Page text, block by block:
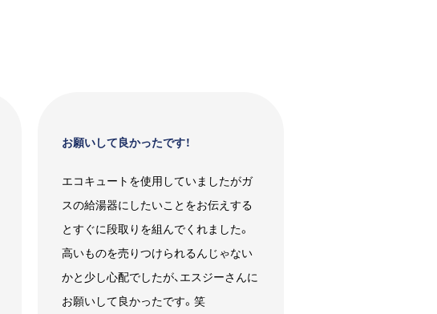
お願いして良かったです！
エコキュートを使用していましたがガ
スの給湯器にしたいことをお伝えする
とすぐに段取りを組んでくれました。
高いものを売りつけられるんじゃない
かと少し心配でしたが、エスジーさんに
お願いして良かったです。笑